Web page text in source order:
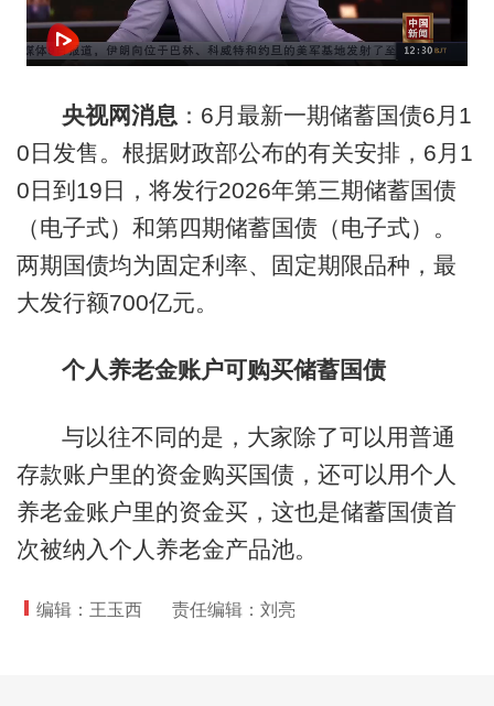
央视网消息 ：6月最新一期储蓄国债6月1
0日发售。根据财政部公布的有关安排，6月1
0日到19日，将发行2026年第三期储蓄国债
（电子式）和第四期储蓄国债（电子式）。
两期国债均为固定利率、固定期限品种，最
大发行额700亿元。
个人养老金账户可购买储蓄国债
与以往不同的是，大家除了可以用普通
存款账户里的资金购买国债，还可以用个人
养老金账户里的资金买，这也是储蓄国债首
次被纳入个人养老金产品池。
编辑：王玉西 责任编辑：刘亮